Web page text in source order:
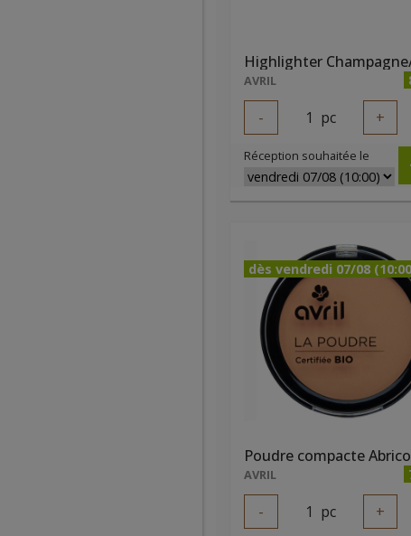
AVRIL
- 1 pc +
Réception souhaitée le
dès vendredi 07/08
Poudre compacte
AVRIL
- 1 pc +